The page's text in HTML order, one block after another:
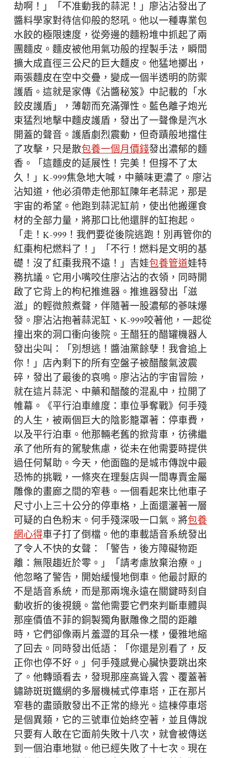
劫啊！」「不准動我的蒜泥！」廖沾沾發出了
醬料學家對待信仰般的怒吼。他以一種專業包
水餃的極限速度，從旁邊的麵粉堆中抓起了兩
團麵皮。麵皮被他用氣功般的捏製手法，瞬間
擴大成直徑三公尺的巨大麵皮。他猛地擲出，
兩張麵皮在空中交疊，變成一個半透明的防禦
護盾。這就是家傳《沾醬秘笈》中記載的「水
餃皮護盾」，薄韌而充滿彈性。藍色離子炮光
束猛烈地擊中麵皮護盾，發出了一聲像是汽水
開蓋的聲音。護盾劇烈震動，但奇蹟般地擋住
了攻擊，只是散包養一個月價錢發出濃郁的麵
香。「這麵皮的延展性！完美！但撐不了太
久！」K-999焦急地大喊，中藥味更濃了。廖沾
沾知道，他必須帶走他那缸陳年老蒜泥，那是
宇宙的希望。他跑到蒜泥缸前，使出他搬運食
材的全部力量，將那口比他還胖的缸抱起。
「走！K-999！我們要從後院逃跑！別再管你的
紅棗枸杞燃料了！」「不行！燃料是文明的基
礎！沒了紅棗我飛不遠！」吉娃包養管道娃特
務抗議。它用小嘴咬住廖沾沾的衣領，同時開
啟了它背上的枸杞推進器。推進器發出「滋
滋」的輕微煎煮聲，伴隨著一股濃郁的蔘味爆
發。廖沾沾抱著蒜泥缸、K-999咬著他，一起從
撞出來的洞口衝向後院。王醋狂的醋罐機器人
發出尖叫：「別想逃！醬油黨餘孽！我會追上
你！」店內剩下的所有空盤子被醋酸氣波震
碎，發出了最後的哀鳴。廖沾沾的宇宙冒險，
就在這片蒜泥、中藥和醋酸的混亂中，拉開了
帷幕。《平行泊車維度：車位爭奪戰》何手殘
的人生，被兩個巨大的陰影籠罩著：停車費，
以及平行泊車。他那輛老舊的掀背車，彷彿繼
承了他所有的駕駛焦慮，從未在他需要時提供
過任何幫助。今天，他面臨的是城市傳說中最
恐怖的挑戰，一條夾在理髮店與一間專賣金屬
雕像的畫廊之間的窄巷。一個看起來比他車子
尺寸小上三十公分的停車格，上面還灑著一層
可疑的白色粉末。何手殘深吸一口氣。將包養
網心得車子打了倒檔。他的車載語音系統發出
了令人不快的女聲：「警告，後方障礙物距
離：無限趨近於零。」「請考慮放棄治療。」
他忽略了警告，開始緩慢地倒車。他最討厭的
不是語音系統，而是那兩塊永遠在關鍵時刻自
動收折的後視鏡。當他需要它們來判斷車體與
那座價值不菲的銅製獨角獸雕像之間的距離
時，它們卻像兩片羞澀的耳朵一樣，優雅地縮
了回去。同時發出低語：「你還是別看了，反
正你也停不好。」何手殘感覺心臟快要跳出來
了。他轉頭看去，發現那座高聳入雲、覆蓋著
鏽跡斑斑鐵網的多層機械式停車塔，正在那片
窄巷的盡頭散發出不正常的綠光。這棟停車塔
是個異類，它的三號車位始終空著，並且傳說
只要有人敢在它面前失敗十八次，就會被傳送
到一個泊車地獄。他已經失敗了十七次。現在